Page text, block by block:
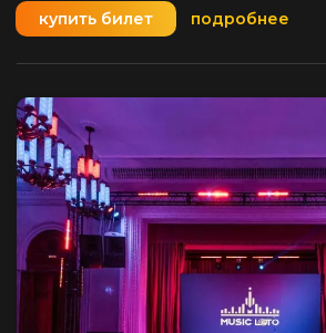
купить билет подробнее